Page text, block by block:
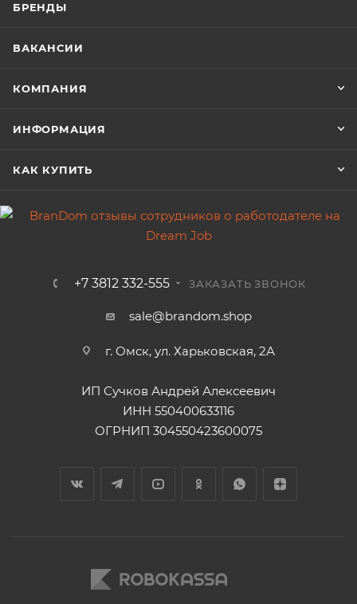
БРЕНДЫ
ВАКАНСИИ
КОМПАНИЯ
ИНФОРМАЦИЯ
КАК КУПИТЬ
+7 3812 332-555 ЗАКАЗАТЬ ЗВОНОК
sale@brandom.shop
г. Омск, ул. Харьковская, 2А
ИП Сучков Андрей Алексеевич
ИНН 550400633116
ОГРНИП 304550423600075